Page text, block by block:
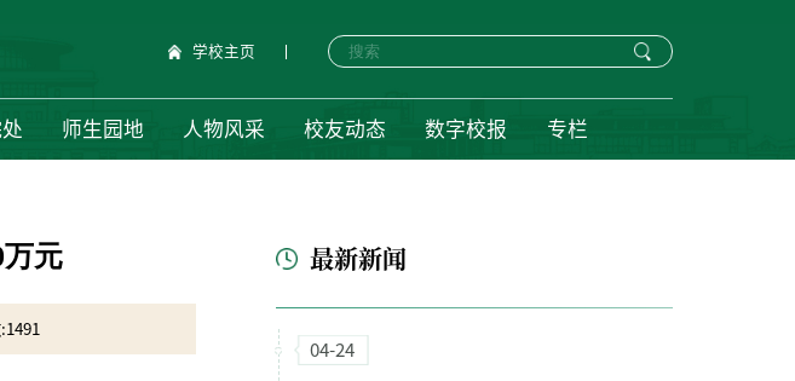
学校主页
师生园地 人物风采 校友动态 数字校报 专栏
万元
1491
最新新闻
04-24